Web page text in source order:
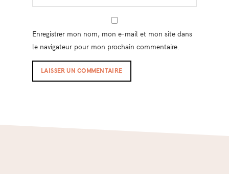
Enregistrer mon nom, mon e-mail et mon site dans
le navigateur pour mon prochain commentaire.